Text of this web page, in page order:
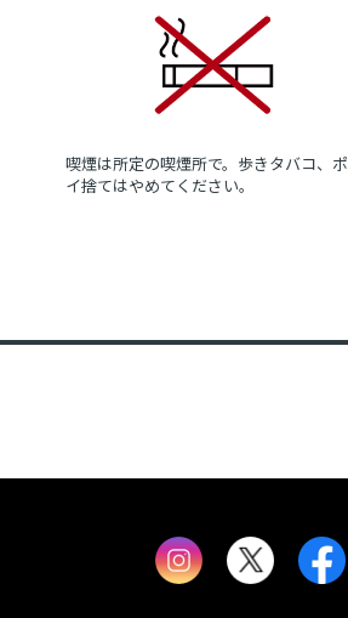
喫煙は所定の喫煙所で。歩きタバコ、ポ
イ捨てはやめてください。